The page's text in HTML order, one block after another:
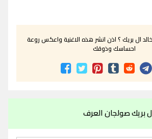
ال بريك ؟ اذن انشر هذه الاغنية واعكس روعة
احساسك وذوقك
بريك صولجان العرف